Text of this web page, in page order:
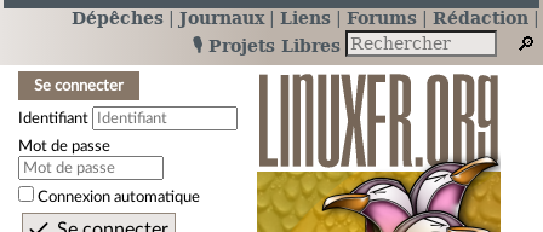
Dépêches Journaux Liens Forums
Rédaction
🎙️ Projets Libres
Se connecter
Identifiant
Mot de passe
Connexion automatique